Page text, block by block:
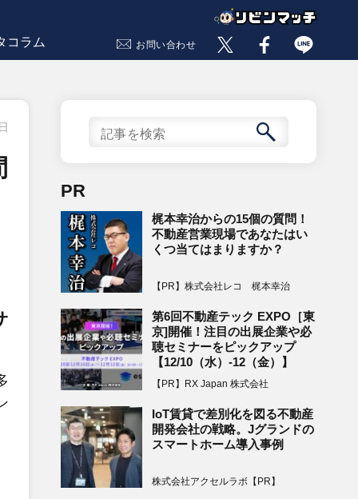
コラム お問い合わせ
PR
梶本幸治からの15個の質問！
不動産営業現場であなたはい
くつ当てはまりますか？
【PR】株式会社レコ 梶本幸治
第6回不動産テック EXPO［東
京]開催！注目の出展企業や必
聴セミナーをピックアップ
【12/10（水）-12（金）】
【PR】RX Japan 株式会社
IoT賃貸で差別化を図る不動産
開発会社の戦略。Jグランドの
スマートホーム導入事例
株式会社アクセルラボ【PR】